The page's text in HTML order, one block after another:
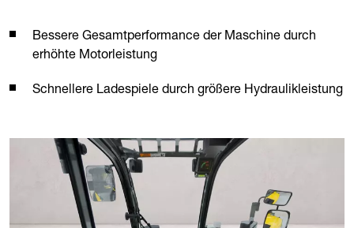
Bessere Gesamtperformance der Maschine durch
erhöhte Motorleistung
Schnellere Ladespiele durch größere Hydraulikleistung